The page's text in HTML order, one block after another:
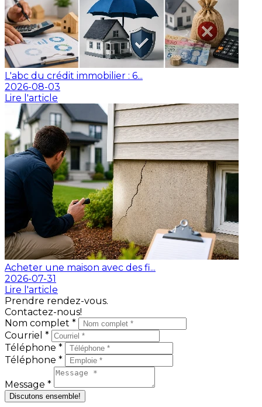
L'abc du crédit immobilier : 6...
2026-08-03
Lire l'article
Acheter une maison avec des fi...
2026-07-31
Lire l'article
Prendre rendez-vous.
Contactez-nous!
Nom complet *
Courriel *
Téléphone *
Téléphone *
Message *
Discutons ensemble!